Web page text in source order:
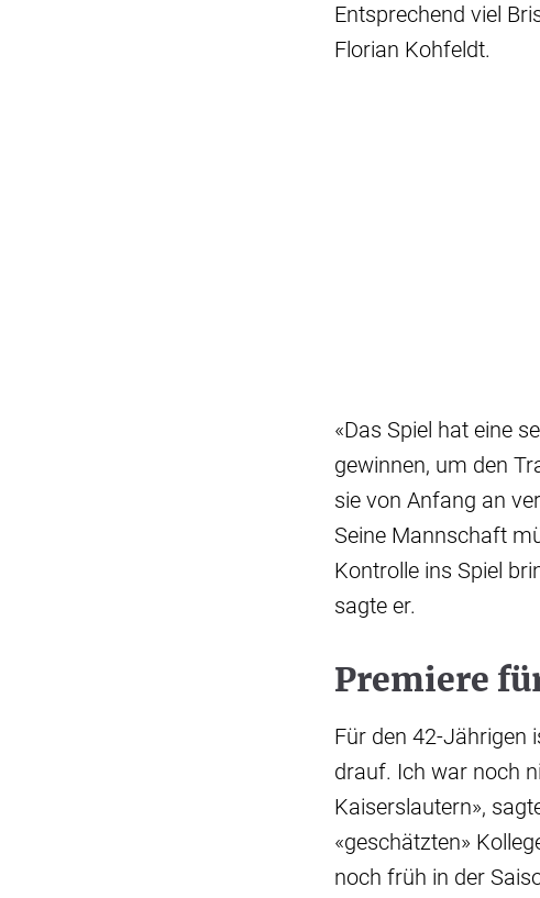
Entsprechend viel
Florian Kohfeldt.
«Das Spiel hat eine
gewinnen, um den
sie von Anfang an
Seine Mannschaft
Kontrolle ins Spiel
sagte er.
Premiere
Für den 42-Jährigen
drauf. Ich war noch
Kaiserslautern»,
«geschätzten»
noch früh in der